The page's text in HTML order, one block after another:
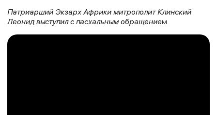
Патриарший Экзарх Африки митрополит Клинский
Леонид выступил с пасхальным обращением.